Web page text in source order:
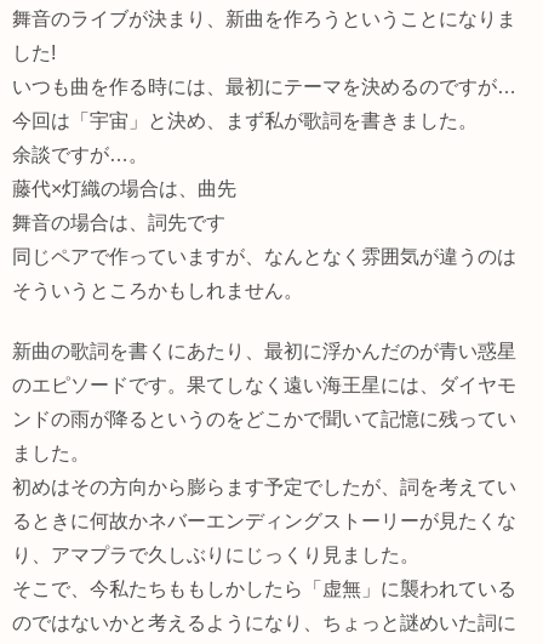
舞音のライブが決まり、新曲を作ろうということになりま
した!
いつも曲を作る時には、最初にテーマを決めるのですが…
今回は「宇宙」と決め、まず私が歌詞を書きました。
余談ですが…。
藤代×灯織の場合は、曲先
舞音の場合は、詞先です
同じペアで作っていますが、なんとなく雰囲気が違うのは
そういうところかもしれません。
新曲の歌詞を書くにあたり、最初に浮かんだのが青い惑星
のエピソードです。果てしなく遠い海王星には、ダイヤモ
ンドの雨が降るというのをどこかで聞いて記憶に残ってい
ました。
初めはその方向から膨らます予定でしたが、詞を考えてい
るときに何故かネバーエンディングストーリーが見たくな
り、アマプラで久しぶりにじっくり見ました。
そこで、今私たちももしかしたら「虚無」に襲われている
のではないかと考えるようになり、ちょっと謎めいた詞に